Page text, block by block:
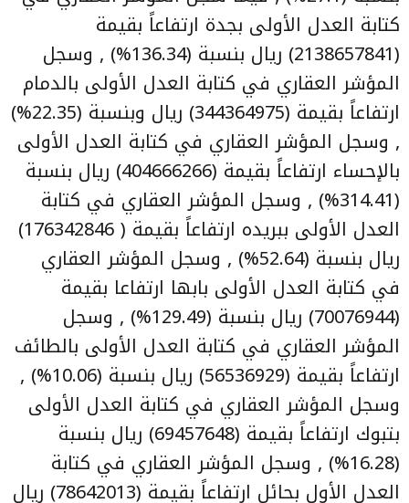
كتابة العدل الأولى بجدة ارتفاعاً بقيمة
(2138657841) ريال بنسبة (136.34%) , وسجل
المؤشر العقاري في كتابة العدل الأولى بالدمام
ارتفاعاً بقيمة (344364975) ريال وبنسبة (22.35%)
, وسجل المؤشر العقاري في كتابة العدل الأولى
بالإحساء ارتفاعاً بقيمة (404666266) ريال بنسبة
(314.41%) , وسجل المؤشر العقاري في كتابة
العدل الأولى ببريده ارتفاعاً بقيمة ( 176342846)
ريال بنسبة (52.64%) , وسجل المؤشر العقاري
في كتابة العدل الأولى بابها ارتفاعا بقيمة
(70076944) ريال بنسبة (129.49%) , وسجل
المؤشر العقاري في كتابة العدل الأولى بالطائف
ارتفاعاً بقيمة (56536929) ريال بنسبة (10.06%) ,
وسجل المؤشر العقاري في كتابة العدل الأولى
بتبوك ارتفاعاً بقيمة (69457648) ريال بنسبة
(16.28%) , وسجل المؤشر العقاري في كتابة
العدل الأول بحائل ارتفاعاً بقيمة (78642013) ريال